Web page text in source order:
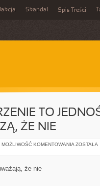
Skandal Spis Treści
TO
ŻE NIE
MOŻLIWOŚĆ KOMENTOWANIA CZY
ZOSTAŁA
że nie